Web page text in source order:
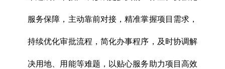
服务保障，主动靠前对接，精准掌握项目需求，
持续优化审批流程，简化办事程序，及时协调解
决用地、用能等难题，以贴心服务助力项目高效